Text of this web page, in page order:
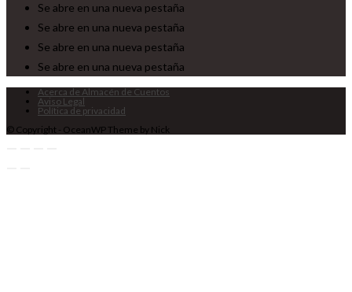
Se abre en una nueva pestaña
Se abre en una nueva pestaña
Se abre en una nueva pestaña
Se abre en una nueva pestaña
Acerca de Almacén de Cuentos
Aviso Legal
Política de privacidad
© Copyright - OceanWP Theme by Nick